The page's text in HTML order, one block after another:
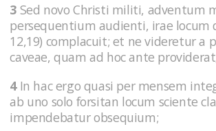
3 Sed novo Christi militi, adventum
persequentium audienti, irae locum
12,19) complacuit; et ne videretur a
caveae, quam ad hoc ante
4In hac ergo quasi per mensem
ab uno solo forsitan locum sciente
impendebatur obsequium;